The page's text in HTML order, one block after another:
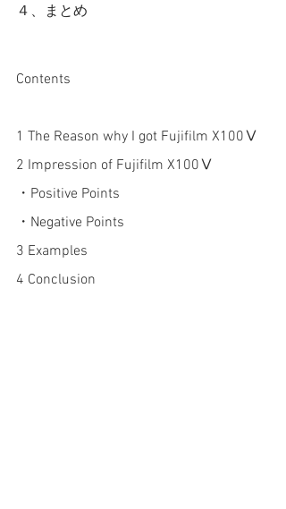
４、まとめ
Contents
1 The Reason why I got Fujifilm X100Ⅴ
2 Impression of Fujifilm X100Ⅴ
・Positive Points
・Negative Points
3 Examples
4 Conclusion